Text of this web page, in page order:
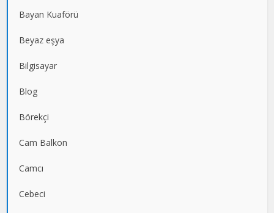
Bayan Kuaförü
Beyaz eşya
Bilgisayar
Blog
Börekçi
Cam Balkon
Camcı
Cebeci